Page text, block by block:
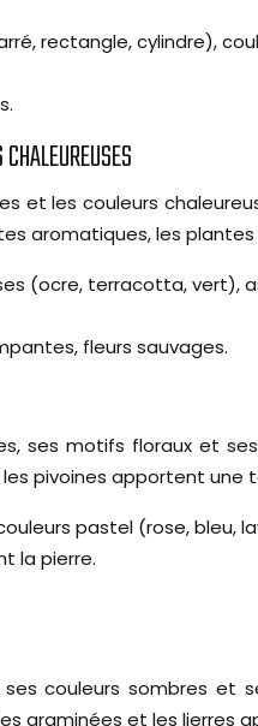
rectangle, cylindre),
et les couleurs
aromatiques, les
(ocre, terracotta, vert),
fleurs sauvages.
ses motifs floraux et
pivoines apportent une
pastel (rose, bleu,
la pierre.
couleurs sombres et
graminées et les lierres